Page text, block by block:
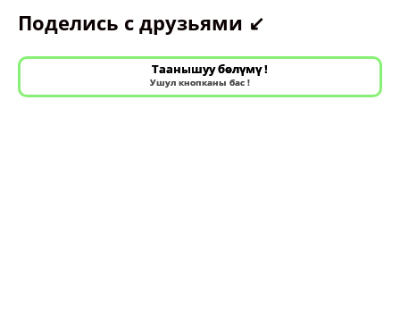
Поделись с друзьями ↙️
Таанышуу бөлүмү !
Ушул кнопканы бас !